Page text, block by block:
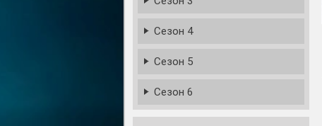
Сезон 4
Сезон 5
Сезон 6